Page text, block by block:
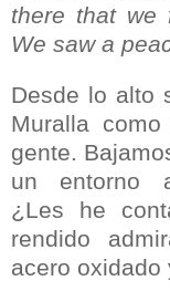
there that we
We saw a
Desde lo alto
Muralla
gente.
un entorno
¿Les he
rendido
acero oxidado